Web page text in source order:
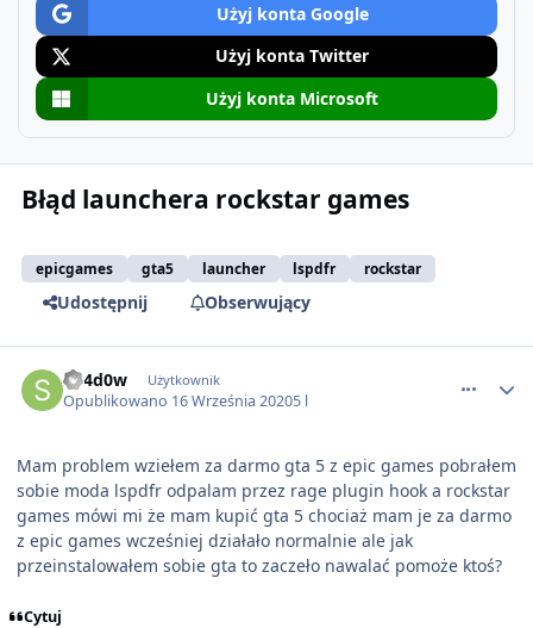
Użyj konta Google
Użyj konta Twitter
Użyj konta Microsoft
Błąd launchera rockstar games
epicgames gta5 launcher lspdfr rockstar
Udostępnij Obserwujący
Sh4d0w Użytkownik
Opublikowano 16 Września 20205 l
Mam problem wziełem za darmo gta 5 z epic games pobrałem
sobie moda lspdfr odpalam przez rage plugin hook a rockstar
games mówi mi że mam kupić gta 5 chociaż mam je za darmo
z epic games wcześniej działało normalnie ale jak
przeinstalowałem sobie gta to zaczeło nawalać pomoże ktoś?
Cytuj